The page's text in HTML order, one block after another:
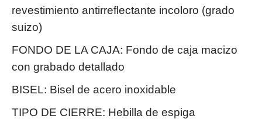
revestimiento antirreflectante incoloro (grado
suizo)
FONDO DE LA CAJA: Fondo de caja macizo
con grabado detallado
BISEL: Bisel de acero inoxidable
TIPO DE CIERRE: Hebilla de espiga